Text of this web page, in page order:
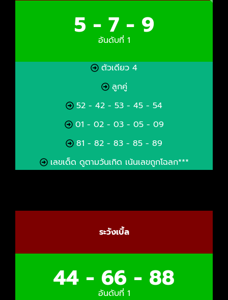
5 - 7 - 9
อันดับที่ 1
ตัวเดียว 4
ลูกคู่
52 - 42 - 53 - 45 - 54
01 - 02 - 03 - 05 - 09
81 - 82 - 83 - 85 - 89
เลขเด็ด ดูตามวันเกิด เน้นเลขถูกโฉลก***
ระวังเบิ้ล
44 - 66 - 88
อันดับที่ 1